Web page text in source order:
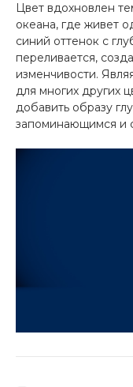
Цвет вдохновлен
океана, где живет
синий оттенок с
переливается,
изменчивости.
для многих других
добавить образу
запоминающимся и